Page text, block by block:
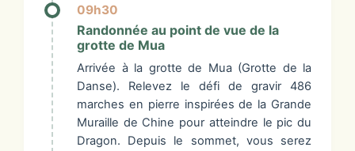
09h30
Randonnée au point de vue de la
grotte de Mua
Arrivée à la grotte de Mua (Grotte de la
Danse). Relevez le défi de gravir 486
marches en pierre inspirées de la Grande
Muraille de Chine pour atteindre le pic du
Dragon. Depuis le sommet, vous serez